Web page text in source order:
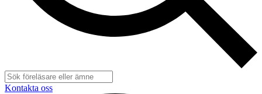
Kontakta oss